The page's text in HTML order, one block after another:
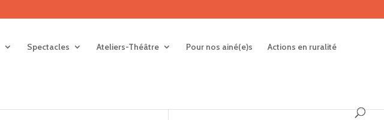
Spectacles Ateliers-Théâtre Pour nos ainé(e)s Actions en ruralité